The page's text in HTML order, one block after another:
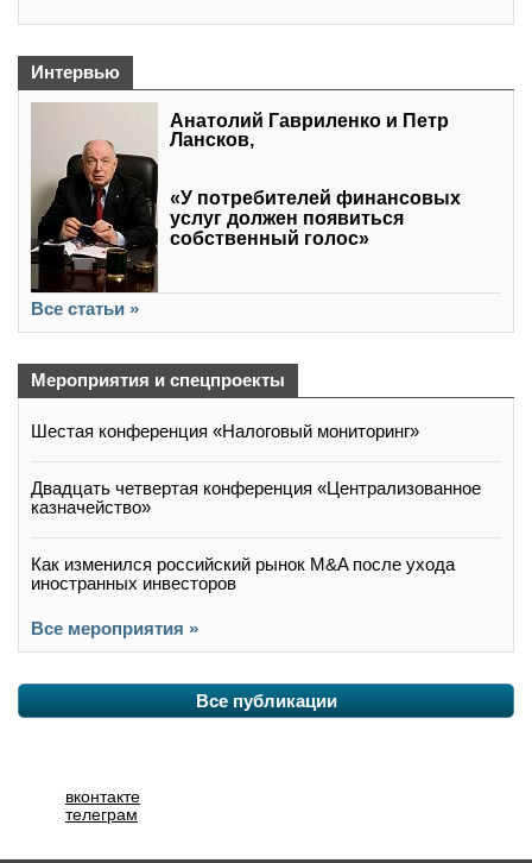
Интервью
Анатолий Гавриленко и Петр
Лансков,
«У потребителей финансовых
услуг должен появиться
собственный голос»
Все статьи »
Мероприятия и спецпроекты
Шестая конференция «Налоговый мониторинг»
Двадцать четвертая конференция «Централизованное
казначейство»
Как изменился российский рынок M&A после ухода
иностранных инвесторов
Все мероприятия »
Все публикации
вконтакте
телеграм